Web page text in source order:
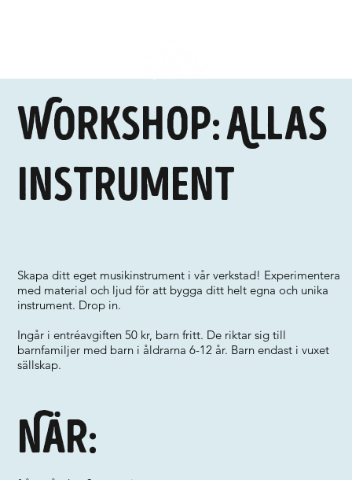
Workshop: Allas
instrument
Skapa ditt eget musikinstrument i vår verkstad! Experimentera
med material och ljud för att bygga ditt helt egna och unika
instrument. Drop in.
Ingår i entréavgiften 50 kr, barn fritt. De riktar sig till
barnfamiljer med barn i åldrarna 6-12 år. Barn endast i vuxet
sällskap.
När: